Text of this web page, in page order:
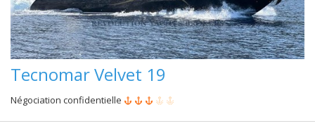
Tecnomar Velvet 19
Négociation confidentielle